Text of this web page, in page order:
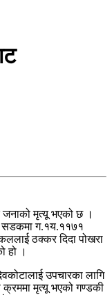
जनाको मृत्यू भएको छ ।
सडकमा ग.१य.११७१
ठक्कर दिदा पोखरा
हो ।
उपचारका लागि
मृत्यू भएको गण्डकी